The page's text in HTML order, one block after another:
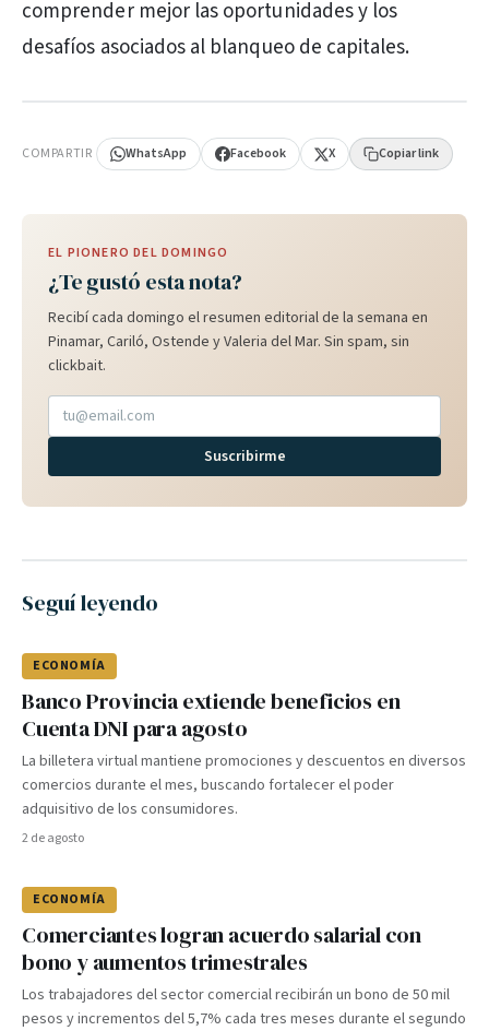
comprender mejor las oportunidades y los
desafíos asociados al blanqueo de capitales.
COMPARTIR WhatsApp Facebook X Copiar link
EL PIONERO DEL DOMINGO
¿Te gustó esta nota?
Recibí cada domingo el resumen editorial de la semana en
Pinamar, Cariló, Ostende y Valeria del Mar. Sin spam, sin
clickbait.
Suscribirme
Seguí leyendo
ECONOMÍA
Banco Provincia extiende beneficios en
Cuenta DNI para agosto
La billetera virtual mantiene promociones y descuentos en diversos
comercios durante el mes, buscando fortalecer el poder
adquisitivo de los consumidores.
2 de agosto
ECONOMÍA
Comerciantes logran acuerdo salarial con
bono y aumentos trimestrales
Los trabajadores del sector comercial recibirán un bono de 50 mil
pesos y incrementos del 5,7% cada tres meses durante el segundo